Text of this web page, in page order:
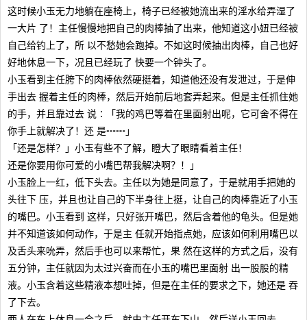
这时候小玉无力地躺在座椅上，椅子已经被她流出来的淫水给弄湿了
一大片 了！主任慢慢地把自己的肉棒抽了出来，他知道这小妞已经被
自己给钓上了，所 以不愁她会跑掉。不如这时候抽出肉棒，自己也好
好地休息一下，况且已经玩了 快要一个钟头了。
小玉看到主任胯下的肉棒依然硬挺着，知道他还没有发泄过，于是伸
手出去 握着主任的肉棒，然后开始前后地套弄起来。但是主任抓住她
的手，并且靠过去 说∶「我的鸡巴等着在里面射出呢，它可舍不得在
你手上就解决了！还 是┅┅」
「还是怎样？」小玉有些不了解，瞪大了眼睛看着主任！
还是你要用你可爱的小嘴巴帮我解决啊？！」
小玉脸上一红，低下头去。主任以为她是同意了，于是就用手把她的
头往下 压，并且也让自己的下半身往上挺，让自己的肉棒靠近了小玉
的嘴巴。小玉看到 这样，只好张开嘴巴，然后含着他的龟头。但是她
并不知道该如何动作，于是主 任就开始指点她，应该如何利用嘴巴以
及舌头来吮弄，然后手也可以来帮忙，果 然在这样的方式之后，没有
五分钟，主任就因为太过兴奋而在小玉的嘴巴里面射 出一股股的精
液。小玉含着这些精液本想吐掉，但是在主任的要求之下，她还是 吞
了下去。